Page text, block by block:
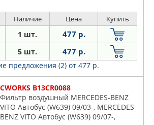
Наличие Цена Купить
1 шт. 477 р.
5 шт. 477 р.
предложения (2) от 477 р.
CWORKS B13CR0088
Фильтр воздушный MERCEDES-BENZ
VITO Автобус (W639) 09/03-, MERCEDES-
BENZ VITO Автобус (W639) 09/07-,